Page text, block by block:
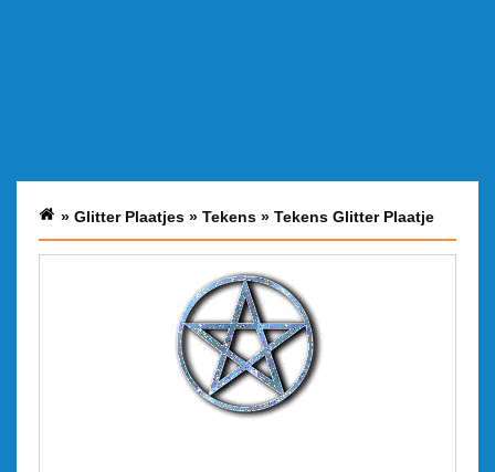
» Glitter Plaatjes » Tekens » Tekens Glitter Plaatje